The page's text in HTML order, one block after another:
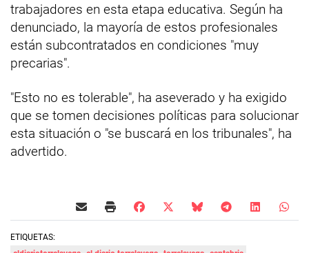
trabajadores en esta etapa educativa. Según ha
denunciado, la mayoría de estos profesionales
están subcontratados en condiciones "muy
precarias".
"Esto no es tolerable", ha aseverado y ha exigido
que se tomen decisiones políticas para solucionar
esta situación o "se buscará en los tribunales", ha
advertido.
ETIQUETAS: